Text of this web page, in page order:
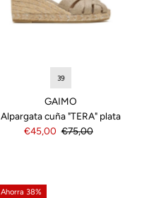
39
GAIMO
Alpargata cuña "TERA" plata
Precio
€45,00 Precio
€75,00
Ahorra 38%